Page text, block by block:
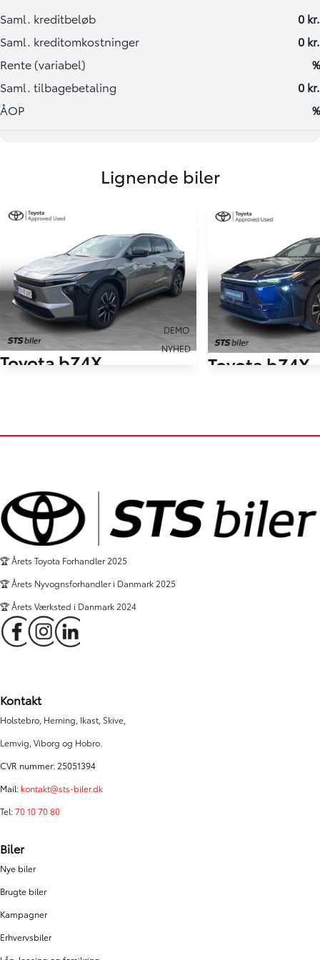
Lignende biler
DEMO
NYHED
Toyota bZ4X Toyota bZ4X
🏆 Årets Toyota Forhandler 2025
🏆 Årets Nyvognsforhandler i Danmark 2025
🏆 Årets Værksted i Danmark 2024
Kontakt
Holstebro, Herning, Ikast, Skive,
Lemvig, Viborg og Hobro.
CVR nummer: 25051394
Mail: kontakt@sts-biler.dk
Tel:70 10 70 80
Biler
Nye biler
Brugte biler
Kampagner
Erhvervsbiler